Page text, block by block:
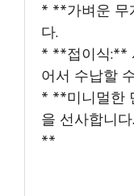
* **가벼운 무
다.
* **접이식:**
어서 수납할
* **미니멀한
을 선사합니다.
**